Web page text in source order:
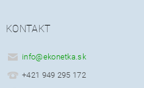
KONTAKT
info@ekonetka.sk
+421 949 295 172